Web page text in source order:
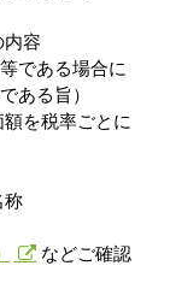
容
である場合に
ある旨）
を税率ごとに
称
などご確認